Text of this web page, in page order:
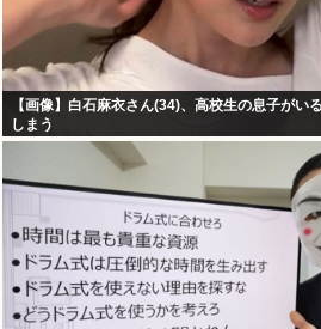
【画像】白石麻衣さん(34)、高校生の息子がい
しまう